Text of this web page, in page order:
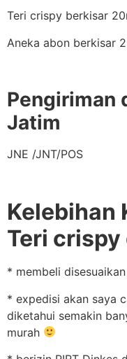
Teri crispy berkisar
Aneka abon berkisar
Pengiriman
Jatim
JNE /JNT/POS
Kelebihan
Teri
* membeli
* expedisi akan saya
diketahui semakin
murah